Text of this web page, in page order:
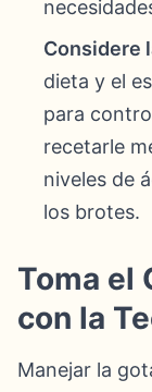
Considere
dieta y el
para
recetarle
niveles de
los brotes.
Toma el
con la
Manejar la